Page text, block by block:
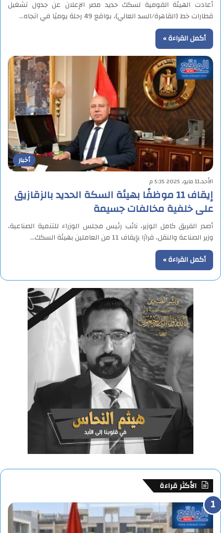
أعادت الهيئة القومية لسكك حديد مصر الإعلان عن جدول تشغيل
قطارات خط (القاهرة/السد العالي)، بواقع 49 رحلة يوميًا في اتجاه…
أكمل القراءة »
أخبار
الأحد,11 مايو, 2025 5:35 م
إيقاف 11 موظفًا بهيئة السكة الحديد بالزقازيق
على خلفية مخالفات جسيمة
أصدر الفريق كامل الوزير، نائب رئيس مجلس الوزراء للتنمية الصناعية،
وزير الصناعة والنقل، قرارًا بإيقاف 11 من العاملين بهيئة السكك…
أكمل القراءة »
الأكثر قراءة